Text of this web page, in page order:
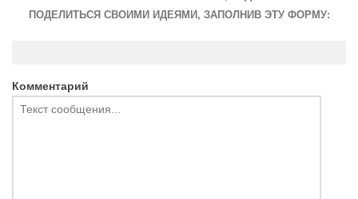
ПОДЕЛИТЬСЯ СВОИМИ ИДЕЯМИ, ЗАПОЛНИВ ЭТУ ФОРМУ:
Комментарий